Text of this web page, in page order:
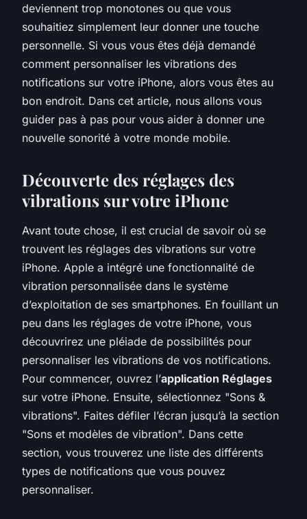
deviennent trop monotones ou que vous
souhaitiez simplement leur donner une touche
personnelle. Si vous vous êtes déjà demandé
comment personnaliser les vibrations des
notifications sur votre iPhone, alors vous êtes au
bon endroit. Dans cet article, nous allons vous
guider pas à pas pour vous aider à donner une
nouvelle sonorité à votre monde mobile.
Découverte des réglages des
vibrations sur votre iPhone
Avant toute chose, il est crucial de savoir où se
trouvent les réglages des vibrations sur votre
iPhone. Apple a intégré une fonctionnalité de
vibration personnalisée dans le système
d’exploitation de ses smartphones. En fouillant un
peu dans les réglages de votre iPhone, vous
découvrirez une pléiade de possibilités pour
personnaliser les vibrations de vos notifications.
Pour commencer, ouvrez l’application Réglages
sur votre iPhone. Ensuite, sélectionnez "Sons &
vibrations". Faites défiler l’écran jusqu’à la section
"Sons et modèles de vibration". Dans cette
section, vous trouverez une liste des différents
types de notifications que vous pouvez
personnaliser.